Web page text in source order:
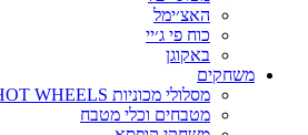
האצ׳ימל
כוח פי ג׳יי
באקוגן
משחקים
מסלולי מכוניות HOT WHEELS
מטבחים וכלי מטבח